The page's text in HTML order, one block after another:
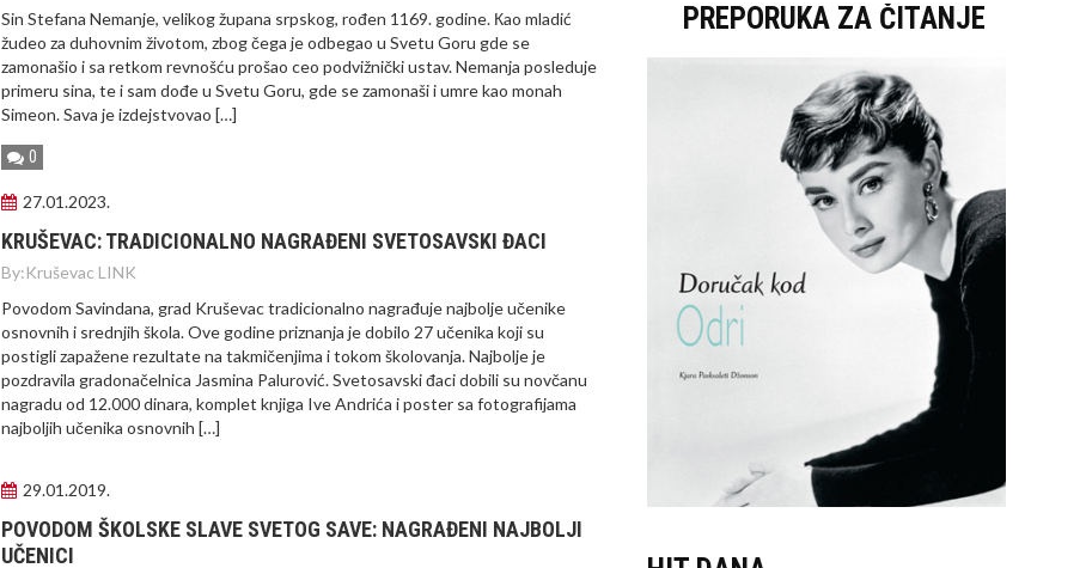
Sin Stefana Nemanje, velikog župana srpskog, rođen 1169. godine. Кao mladić
žudeo za duhovnim životom, zbog čega je odbegao u Svetu Goru gde se
zamonašio i sa retkom revnošću prošao ceo podvižnički ustav. Nemanja posleduje
primeru sina, te i sam dođe u Svetu Goru, gde se zamonaši i umre kao monah
Simeon. Sava je izdejstvovao […]
0
27.01.2023.
KRUŠEVAC: TRADICIONALNO NAGRAĐENI SVETOSAVSKI ĐACI
By:Kruševac LINK
Povodom Savindana, grad Kruševac tradicionalno nagrađuje najbolje učenike
osnovnih i srednjih škola. Ove godine priznanja je dobilo 27 učenika koji su
postigli zapažene rezultate na takmičenjima i tokom školovanja. Najbolje je
pozdravila gradonačelnica Jasmina Palurović. Svetosavski đaci dobili su novčanu
nagradu od 12.000 dinara, komplet knjiga Ive Andrića i poster sa fotografijama
najboljih učenika osnovnih […]
29.01.2019.
POVODOM ŠKOLSKE SLAVE SVETOG SAVE: NAGRAĐENI NAJBOLJI
UČENICI
PREPORUKA ZA ČITANJE